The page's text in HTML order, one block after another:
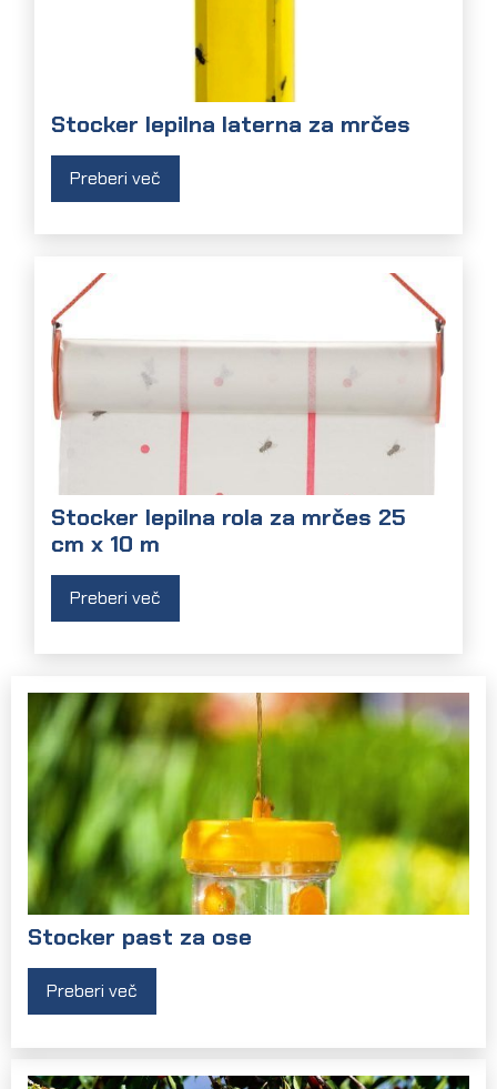
Stocker lepilna laterna za mrčes
Preberi več
Stocker lepilna rola za mrčes 25
cm x 10 m
Preberi več
Stocker past za ose
Preberi več